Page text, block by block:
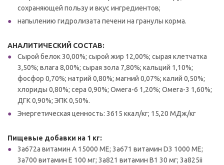
сохраняющей пользу и вкус ингредиентов;
напылению гидролизата печени на гранулы корма.
АНАЛИТИЧЕСКИЙ СОСТАВ:
Сырой белок 30,00%; сырой жир 12,00%; сырая клетчатка
3,50%; влага 8,00%; сырая зола 7,80%; кальций 1,10%;
фосфор 0,70%; натрий 0,80%; магний 0,07%; калий 0,50%;
хлориды 0,80%; сера 0,90%; Омега-6 1,20%; Омега-3 1,60%;
ДГК 0,90%; ЭПК 0,50%.
Энергетическая ценность: 3615 ккал/кг; 15,20 МДж/кг
Пищевые добавки на 1 кг:
3a672a витамин А 15000 МЕ; 3a671 витамин D3 1000 МЕ;
3a700 витамин Е 100 мг; 3a821 витамин B1 30 мг; 3a825ii